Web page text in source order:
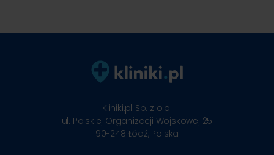
Kliniki.pl Sp. z o.o.
ul. Polskiej Organizacji Wojskowej 25
90-248 Łódź, Polska